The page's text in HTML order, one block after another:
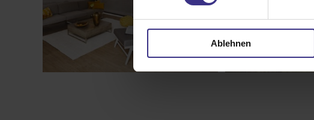
Ablehnen